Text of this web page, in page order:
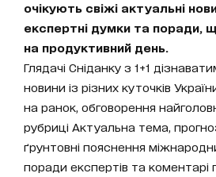
очікують свіжі актуальні
експертні думки та поради,
на продуктивний день.
Глядачі Сніданку з 1+1
новини із різних куточків
на ранок, обговорення
рубриці Актуальна тема,
ґрунтовні пояснення
поради експертів та коментарі